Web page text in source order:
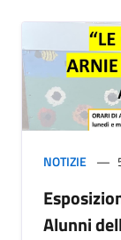
NOTIZIE
Alunni